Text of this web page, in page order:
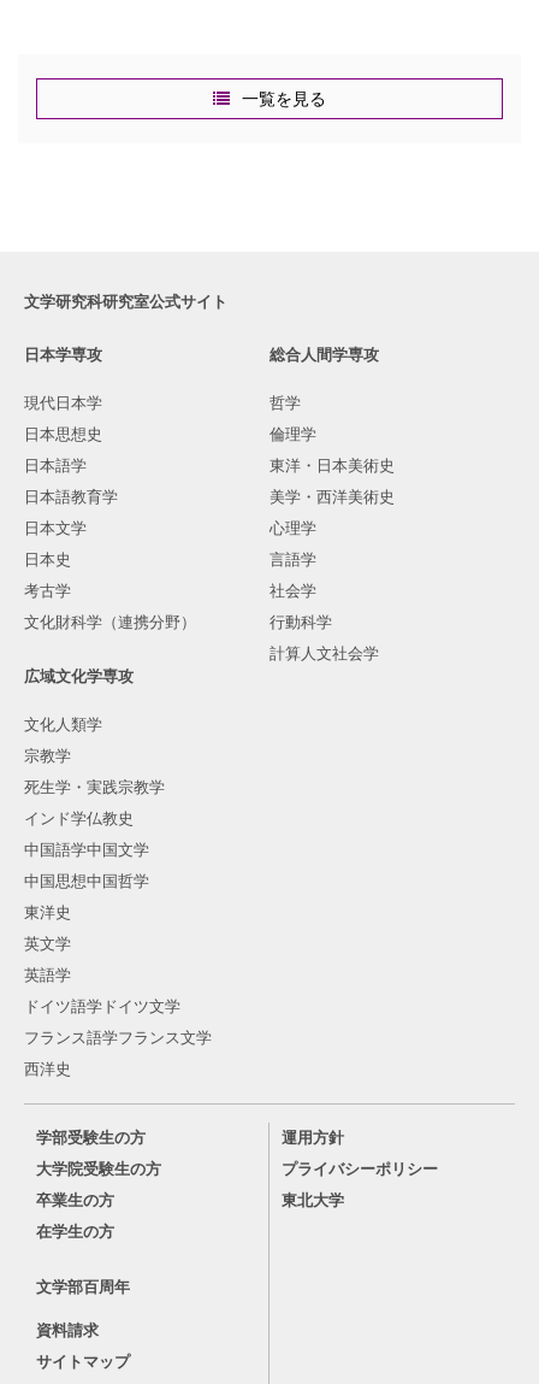
一覧を見る
文学研究科研究室公式サイト
日本学専攻
現代日本学
日本思想史
日本語学
日本語教育学
日本文学
日本史
考古学
文化財科学（連携分野）
総合人間学専攻
哲学
倫理学
東洋・日本美術史
美学・西洋美術史
心理学
言語学
社会学
行動科学
計算人文社会学
広域文化学専攻
文化人類学
宗教学
死生学・実践宗教学
インド学仏教史
中国語学中国文学
中国思想中国哲学
東洋史
英文学
英語学
ドイツ語学ドイツ文学
フランス語学フランス文学
西洋史
学部受験生の方
大学院受験生の方
卒業生の方
在学生の方
文学部百周年
資料請求
サイトマップ
運用方針
プライバシーポリシー
東北大学